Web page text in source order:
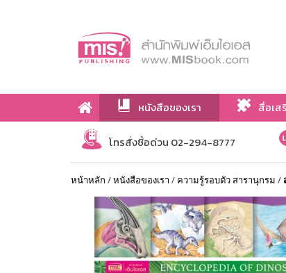
หนังสือของเรา สื่อเส
เกี่ยวกับเรา
โทรสั่งซื้อด่วน 02-294-8777
หน้าหลัก /หนังสือของเรา / ความรู้รอบตัว สารานุกรม /